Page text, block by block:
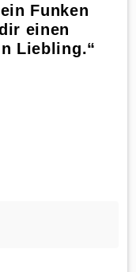
Funken
einen
Liebling.“